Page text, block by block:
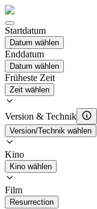
Startdatum
Datum wählen
Enddatum
Datum wählen
Früheste Zeit
Zeit wählen
Version & Technik
Version/Technik wählen
Kino
Kino wählen
Film
Resurrection